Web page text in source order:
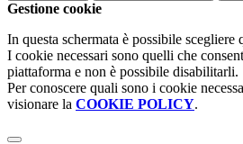
Gestione cookie
In questa schermata è possibile scegliere
I cookie necessari sono quelli che
piattaforma e non è possibile disabilitarli.
Per conoscere quali sono i cookie
visionare la COOKIE POLICY.